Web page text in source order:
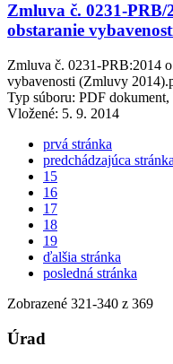
Zmluva č. 0231-
obstaranie
Zmluva č. 0231-PRB:2014
vybavenosti (Zmluvy
Typ súboru: PDF
Vložené: 5. 9. 2014
prvá stránka
predchádzajúca stránka
15
16
17
18
19
ďalšia stránka
posledná stránka
Zobrazené 321-340 z 369
Úrad